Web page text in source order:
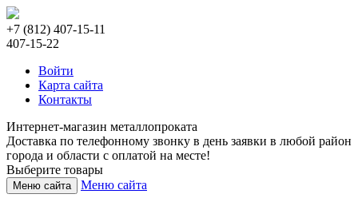
+7 (812) 407-15-11
407-15-22
Войти
Карта сайта
Контакты
Интернет-магазин металлопроката
Доставка по телефонному звонку в день заявки в любой район
города и области с оплатой на месте!
Выберите товары
Меню сайта Меню сайта